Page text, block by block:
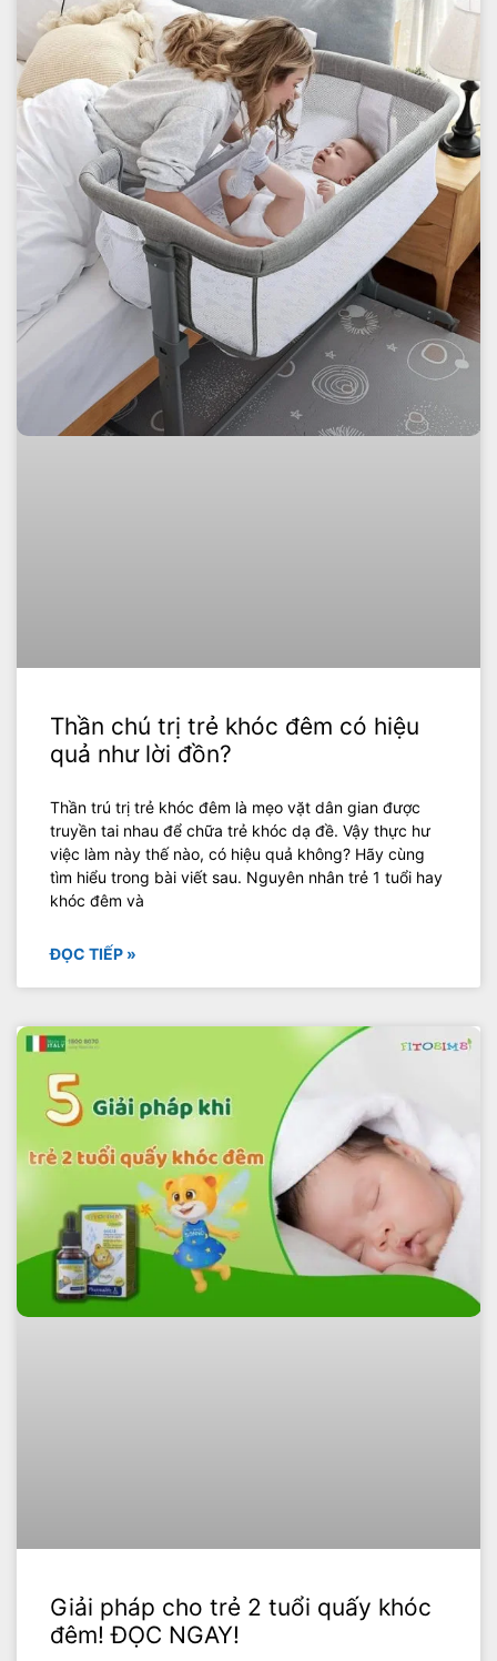
Thần chú trị trẻ khóc đêm có hiệu
quả như lời đồn?
Thần trú trị trẻ khóc đêm là mẹo vặt dân gian được
truyền tai nhau để chữa trẻ khóc dạ đề. Vậy thực hư
việc làm này thế nào, có hiệu quả không? Hãy cùng
tìm hiểu trong bài viết sau. Nguyên nhân trẻ 1 tuổi hay
khóc đêm và
ĐỌC TIẾP »
Giải pháp cho trẻ 2 tuổi quấy khóc
đêm! ĐỌC NGAY!